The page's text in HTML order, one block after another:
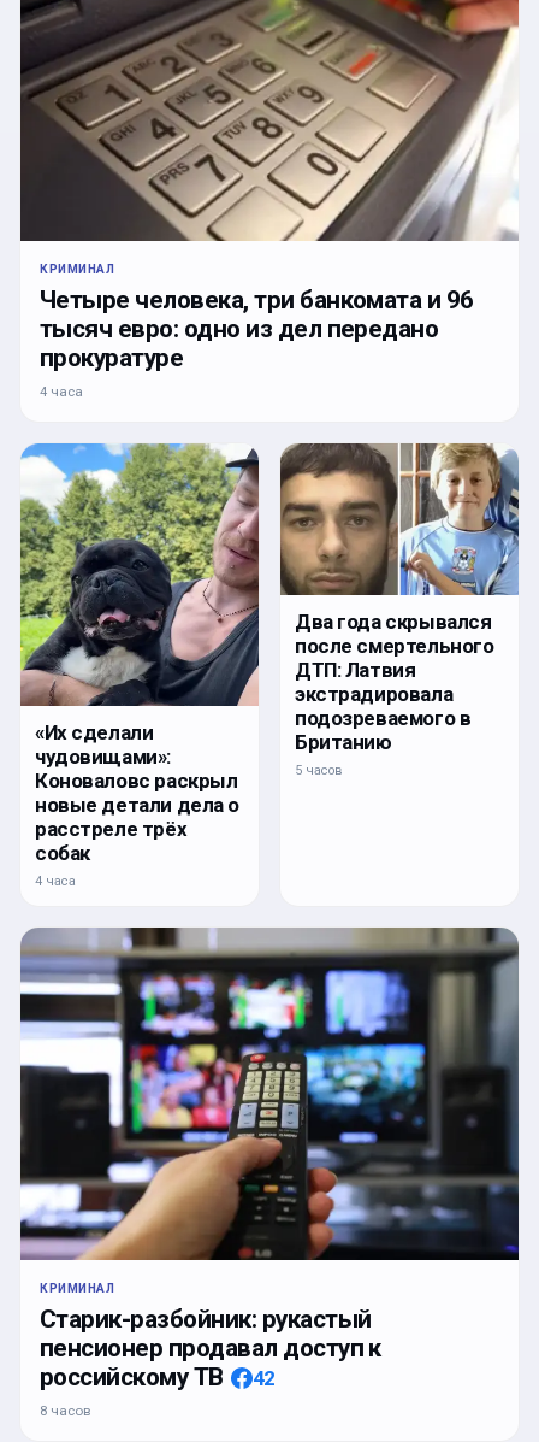
КРИМИНАЛ
Четыре человека, три банкомата и 96
тысяч евро: одно из дел передано
прокуратуре
4 часа
«Их сделали
чудовищами»:
Коноваловс раскрыл
новые детали дела о
расстреле трёх
собак
4 часа
Два года скрывался
после смертельного
ДТП: Латвия
экстрадировала
подозреваемого в
Британию
5 часов
КРИМИНАЛ
Старик-разбойник: рукастый
пенсионер продавал доступ к
российскому ТВ
42
8 часов